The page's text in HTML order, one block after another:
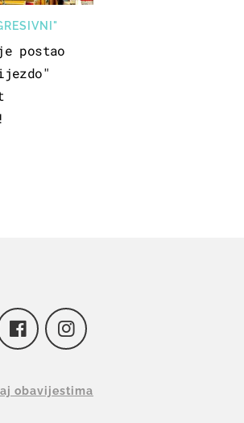
postao
obavijestima